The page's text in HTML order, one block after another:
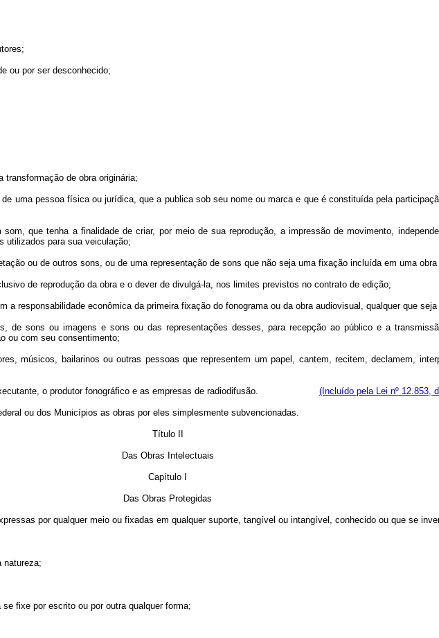
ou por ser desconhecido;
de obra originária;
uma pessoa física ou jurídica, que a publica sob seu nome ou marca e que é constituída pela
que tenha a finalidade de criar, por meio de sua reprodução, a impressão de movimento,
utilizados para sua veiculação;
ou de outros sons, ou de uma representação de sons que não seja uma fixação incluída em uma
de reprodução da obra e o dever de divulgá-la, nos limites previstos no contrato de edição;
responsabilidade econômica da primeira fixação do fonograma ou da obra audiovisual, qualquer que
de sons ou imagens e sons ou das representações desses, para recepção ao público e a
ou com seu consentimento;
músicos, bailarinos ou outras pessoas que representem um papel, cantem, recitem, declamem,
o executante, o produtor fonográfico e as empresas de radiodifusão. (Incluído pela Lei nº 12.853,
ou dos Municípios as obras por eles simplesmente subvencionadas.
Título II
Das Obras Intelectuais
Capítulo I
Das Obras Protegidas
por qualquer meio ou fixadas em qualquer suporte, tangível ou intangível, conhecido ou que se
natureza;
fixe por escrito ou por outra qualquer forma;